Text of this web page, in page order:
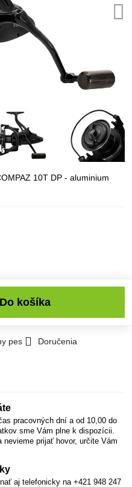
10T DP - aluminium
Do košíka
pes Doručenia
pracovných dní a od 10,00 do
sme Vám plne k dispozícii.
nevieme prijať hovor, určite Vám
aj telefonicky na +421 948 247